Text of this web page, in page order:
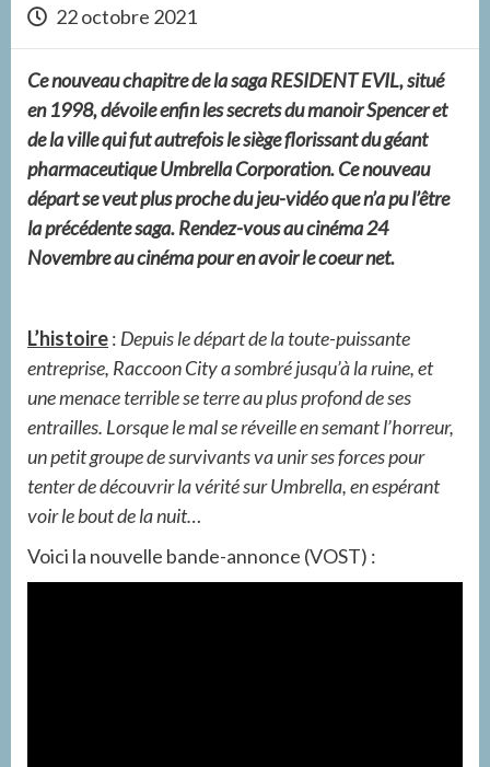
22 octobre 2021
Ce nouveau chapitre de la saga RESIDENT EVIL, situé
en 1998, dévoile enfin les secrets du manoir Spencer et
de la ville qui fut autrefois le siège florissant du géant
pharmaceutique Umbrella Corporation. Ce nouveau
départ se veut plus proche du jeu-vidéo que n’a pu l’être
la précédente saga. Rendez-vous au cinéma 24
Novembre au cinéma pour en avoir le coeur net.
L’histoire: Depuis le départ de la toute-puissante
entreprise, Raccoon City a sombré jusqu’à la ruine, et
une menace terrible se terre au plus profond de ses
entrailles. Lorsque le mal se réveille en semant l’horreur,
un petit groupe de survivants va unir ses forces pour
tenter de découvrir la vérité sur Umbrella, en espérant
voir le bout de la nuit…
Voici la nouvelle bande-annonce (VOST) :